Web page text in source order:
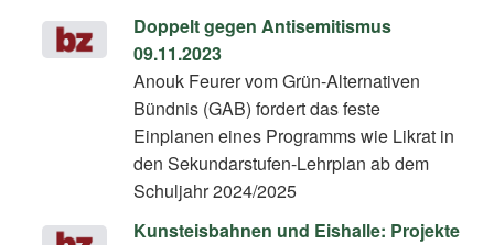
Doppelt gegen Antisemitismus
09.11.2023
Anouk Feurer vom Grün-Alternativen
Bündnis (GAB) fordert das feste
Einplanen eines Programms wie Likrat in
den Sekundarstufen-Lehrplan ab dem
Schuljahr 2024/2025
Kunsteisbahnen und Eishalle: Projekte